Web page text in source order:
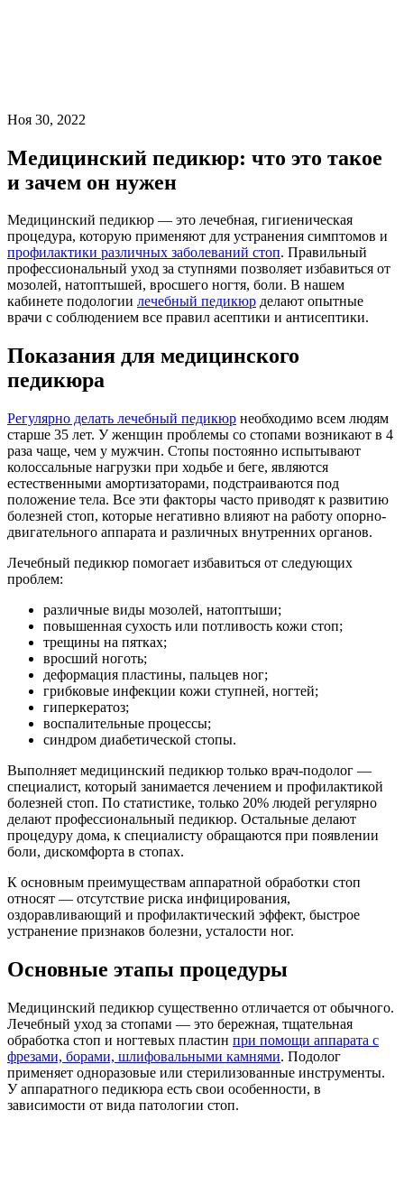
Ноя 30, 2022
Медицинский педикюр: что это такое
и зачем он нужен
Медицинский педикюр — это лечебная, гигиеническая
процедура, которую применяют для устранения симптомов и
профилактики различных заболеваний стоп. Правильный
профессиональный уход за ступнями позволяет избавиться от
мозолей, натоптышей, вросшего ногтя, боли. В нашем
кабинете подологии лечебный педикюр делают опытные
врачи с соблюдением все правил асептики и антисептики.
Показания для медицинского
педикюра
Регулярно делать лечебный педикюр необходимо всем людям
старше 35 лет. У женщин проблемы со стопами возникают в 4
раза чаще, чем у мужчин. Стопы постоянно испытывают
колоссальные нагрузки при ходьбе и беге, являются
естественными амортизаторами, подстраиваются под
положение тела. Все эти факторы часто приводят к развитию
болезней стоп, которые негативно влияют на работу опорно-
двигательного аппарата и различных внутренних органов.
Лечебный педикюр помогает избавиться от следующих
проблем:
различные виды мозолей, натоптыши;
повышенная сухость или потливость кожи стоп;
трещины на пятках;
вросший ноготь;
деформация пластины, пальцев ног;
грибковые инфекции кожи ступней, ногтей;
гиперкератоз;
воспалительные процессы;
синдром диабетической стопы.
Выполняет медицинский педикюр только врач-подолог —
специалист, который занимается лечением и профилактикой
болезней стоп. По статистике, только 20% людей регулярно
делают профессиональный педикюр. Остальные делают
процедуру дома, к специалисту обращаются при появлении
боли, дискомфорта в стопах.
К основным преимуществам аппаратной обработки стоп
относят — отсутствие риска инфицирования,
оздоравливающий и профилактический эффект, быстрое
устранение признаков болезни, усталости ног.
Основные этапы процедуры
Медицинский педикюр существенно отличается от обычного.
Лечебный уход за стопами — это бережная, тщательная
обработка стоп и ногтевых пластин при помощи аппарата с
фрезами, борами, шлифовальными камнями. Подолог
применяет одноразовые или стерилизованные инструменты.
У аппаратного педикюра есть свои особенности, в
зависимости от вида патологии стоп.